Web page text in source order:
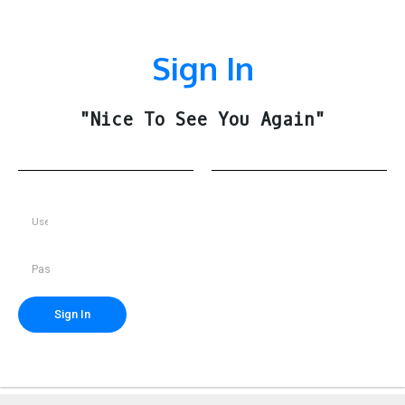
Sign In
"nice To See You Again"
Sign In